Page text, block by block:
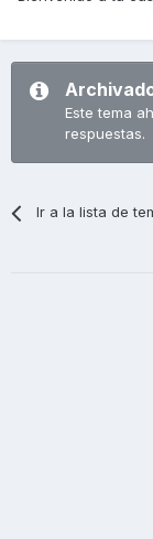
Este tema
respuestas.
Ir a la lista de